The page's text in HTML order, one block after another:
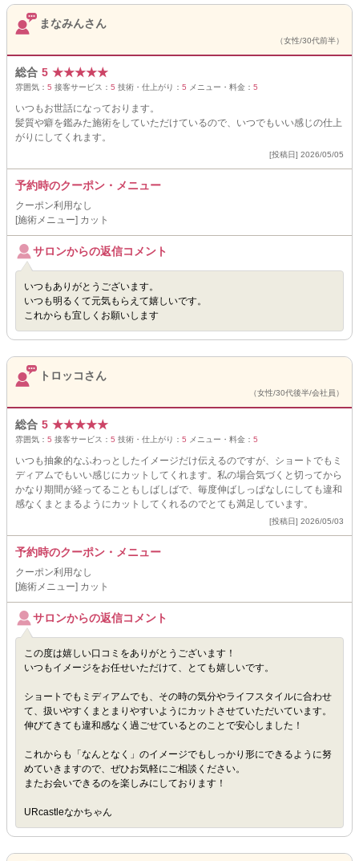
まなみんさん
（女性/30代前半）
総合 5 ★★★★★
雰囲気： 5 接客サービス： 5 技術・仕上がり： 5 メニュー・料金： 5
いつもお世話になっております。
髪質や癖を鑑みた施術をしていただけているので、いつでもいい感じの仕上
がりにしてくれます。
[投稿日] 2026/05/05
予約時のクーポン・メニュー
クーポン利用なし
[施術メニュー] カット
サロンからの返信コメント
いつもありがとうございます。
いつも明るくて元気もらえて嬉しいです。
これからも宜しくお願いします
トロッコさん
（女性/30代後半/会社員）
総合 5 ★★★★★
雰囲気： 5 接客サービス： 5 技術・仕上がり： 5 メニュー・料金： 5
いつも抽象的なふわっとしたイメージだけ伝えるのですが、ショートでもミ
ディアムでもいい感じにカットしてくれます。私の場合気づくと切ってから
かなり期間が経ってることもしばしばで、毎度伸ばしっぱなしにしても違和
感なくまとまるようにカットしてくれるのでとても満足しています。
[投稿日] 2026/05/03
予約時のクーポン・メニュー
クーポン利用なし
[施術メニュー] カット
サロンからの返信コメント
この度は嬉しい口コミをありがとうございます！
いつもイメージをお任せいただけて、とても嬉しいです。
ショートでもミディアムでも、その時の気分やライフスタイルに合わせ
て、扱いやすくまとまりやすいようにカットさせていただいています。
伸びてきても違和感なく過ごせているとのことで安心しました！
これからも「なんとなく」のイメージでもしっかり形にできるように努
めていきますので、ぜひお気軽にご相談ください。
またお会いできるのを楽しみにしております！
URcastleなかちゃん